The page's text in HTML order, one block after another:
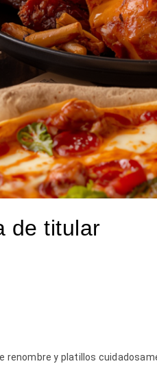
de titular
y platillos